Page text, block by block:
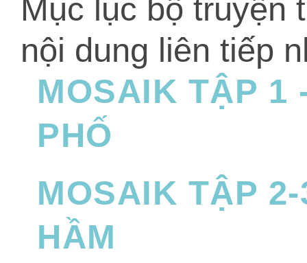
Mục lục bộ truyện
nội dung liên tiếp
MOSAIK TẬP 1
PHỐ
MOSAIK TẬP
HẦM